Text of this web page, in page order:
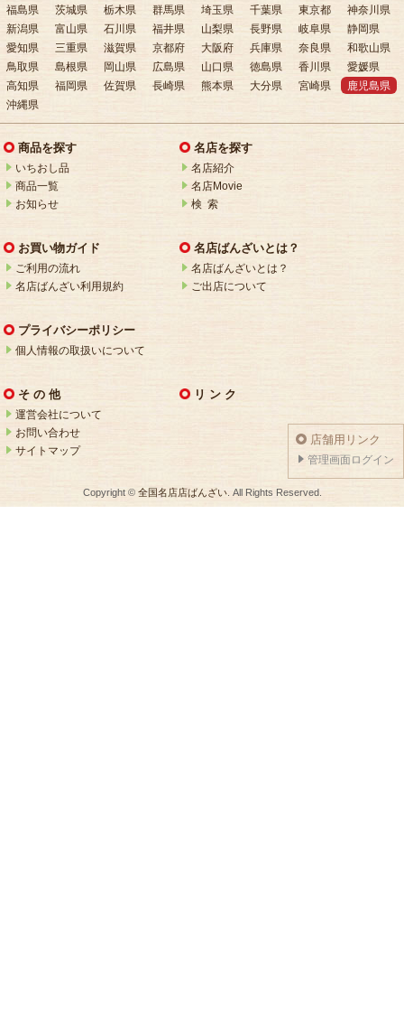
福島県 茨城県 栃木県 群馬県 埼玉県 千葉県 東京都
神奈川県
新潟県
富山県 石川県 福井県 山梨県 長野県 岐阜県
静岡県
愛知県
三重県 滋賀県 京都府 大阪府 兵庫県 奈良県
和歌山県
鳥取県
島根県 岡山県 広島県 山口県 徳島県 香川県
愛媛県
高知県
福岡県 佐賀県 長崎県 熊本県 大分県 宮崎県
鹿児島県
沖縄県
商品を探す
いちおし品
商品一覧
お知らせ
名店を探す
名店紹介
名店Movie
検 索
お買い物ガイド
ご利用の流れ
名店ばんざい利用規約
名店ばんざいとは？
名店ばんざいとは？
ご出店について
プライバシーポリシー
個人情報の取扱いについて
そ の 他
運営会社について
お問い合わせ
サイトマップ
リ ン ク
店舗用リンク
管理画面ログイン
Copyright © 全国名店店ばんざい. All Rights Reserved.